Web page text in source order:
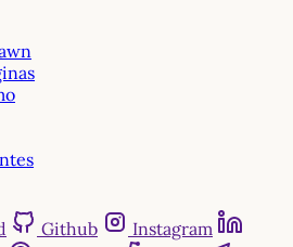
Github
Instagram